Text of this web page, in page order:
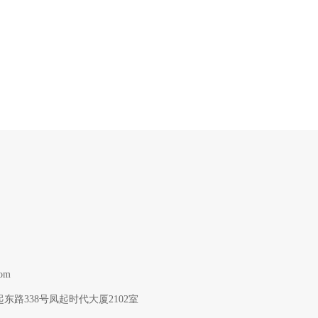
路338号凤起时代大厦2102室